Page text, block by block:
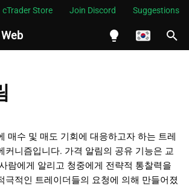
cTrader Store Join Discord Suggestions
العربية
Indonesia
Melayu
는 방법
매수 및 매도 기회에 대응하고자 하는 트레
커니즘입니다. 가격 알림의 공유 기능은 교
람에게 알리고 청중에게 전략적 통찰력을
극적인 트레이더들의 요청에 의해 만들어졌